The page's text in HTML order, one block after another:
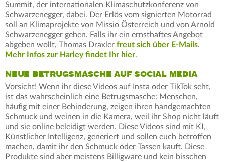
Summit, der internationalen Klimaschutzkonferenz von
Schwarzenegger, dabei. Der Erlös vom signierten Motorrad
soll an Klimaprojekte von Missio Österreich und von Arnold
Schwarzenegger gehen. Falls ihr ein ernsthaftes Angebot
abgeben wollt, Thomas Draxler freut sich über E-Mails.
Mehr Infos zur Harley findet Ihr hier.
NEUE BETRUGSMASCHE AUF SOCIAL MEDIA
Vorsicht! Wenn ihr diese Videos auf Insta oder TikTok seht,
ist das wahrscheinlich eine Betrugsmasche: Menschen,
häufig mit einer Behinderung, zeigen ihren handgemachten
Schmuck und weinen in die Kamera, weil ihr Shop nicht läuft
und sie online beleidigt werden. Diese Videos sind mit KI,
Künstlicher Intelligenz, generiert und sollen euch betroffen
machen, damit ihr den Schmuck oder Tassen kauft. Diese
Produkte sind aber meistens Billigware und kein bisschen